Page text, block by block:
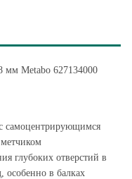
мм Metabo 627134000
самоцентрирующимся
глубоких отверстий в
особенно в балках